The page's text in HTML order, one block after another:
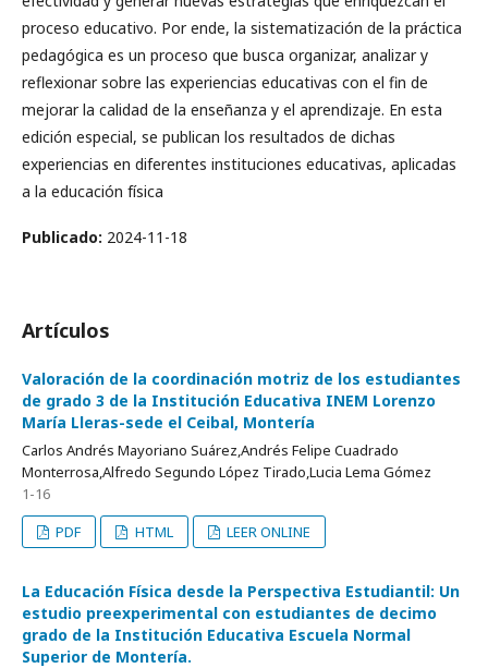
proceso educativo. Por ende, la sistematización de la práctica
pedagógica es un proceso que busca organizar, analizar y
reflexionar sobre las experiencias educativas con el fin de
mejorar la calidad de la enseñanza y el aprendizaje. En esta
edición especial, se publican los resultados de dichas
experiencias en diferentes instituciones educativas, aplicadas
a la educación física
Publicado: 2024-11-18
Artículos
Valoración de la coordinación motriz de los estudiantes
de grado 3 de la Institución Educativa INEM Lorenzo
María Lleras-sede el Ceibal, Montería
Carlos Andrés Mayoriano Suárez,Andrés Felipe Cuadrado
Monterrosa,Alfredo Segundo López Tirado,Lucia Lema Gómez
1-16
PDF
HTML LEER ONLINE
La Educación Física desde la Perspectiva Estudiantil: Un
estudio preexperimental con estudiantes de decimo
grado de la Institución Educativa Escuela Normal
Superior de Montería.